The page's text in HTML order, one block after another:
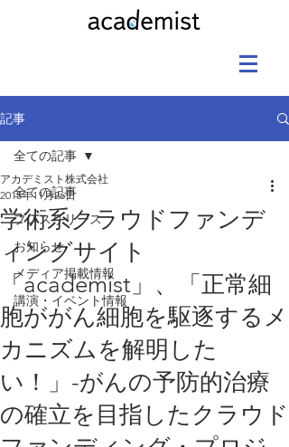
記事
全ての記事
プレスリリース
お知らせ
メディア掲載情報
講演・イベント情報
全ての記事
学術系クラウドファンデ
ィングサイト
「academist」、「正常細
胞ががん細胞を駆逐するメ
カニズムを解明した
い！」-がんの予防的治療
の確立を目指したクラウド
アカデミスト株式会社
2015年11月26日